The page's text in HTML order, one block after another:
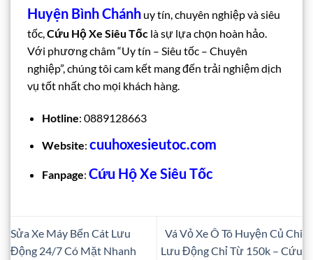
Huyện Bình Chánh uy tín, chuyên nghiệp và siêu
tốc, Cứu Hộ Xe Siêu Tốc là sự lựa chọn hoàn hảo.
Với phương châm “Uy tín – Siêu tốc – Chuyên
nghiệp”, chúng tôi cam kết mang đến trải nghiệm dịch
vụ tốt nhất cho mọi khách hàng.
Hotline: 0889128663
Website: cuuhoxesieutoc.com
Fanpage: Cứu Hộ Xe Siêu Tốc
Sửa Xe Máy Bến Cát Lưu
Động 24/7 Có Mặt Nhanh
Vá Vỏ Xe Ô Tô Huyện Củ Chi
Lưu Động Chỉ Từ 150k – Cứu